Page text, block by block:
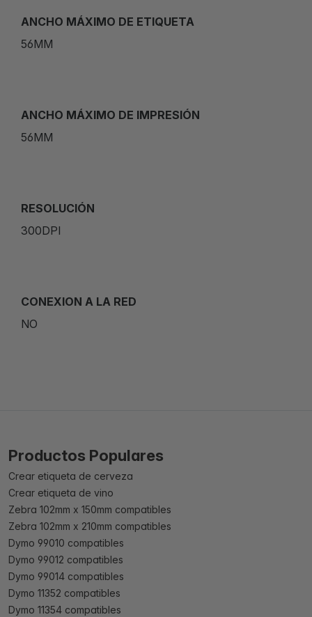
ANCHO MÁXIMO DE ETIQUETA
56MM
ANCHO MÁXIMO DE IMPRESIÓN
56MM
RESOLUCIÓN
300DPI
CONEXION A LA RED
NO
Productos Populares
Crear etiqueta de cerveza
Crear etiqueta de vino
Zebra 102mm x 150mm compatibles
Zebra 102mm x 210mm compatibles
Dymo 99010 compatibles
Dymo 99012 compatibles
Dymo 99014 compatibles
Dymo 11352 compatibles
Dymo 11354 compatibles